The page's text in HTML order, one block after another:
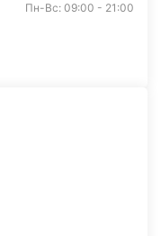
Пн-Вс: 09:00 - 21:00